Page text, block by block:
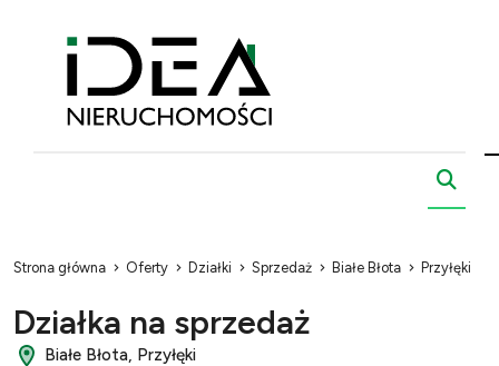
Strona główna Oferty Działki Sprzedaż Białe Błota Przyłęki
Działka na sprzedaż
Białe Błota, Przyłęki